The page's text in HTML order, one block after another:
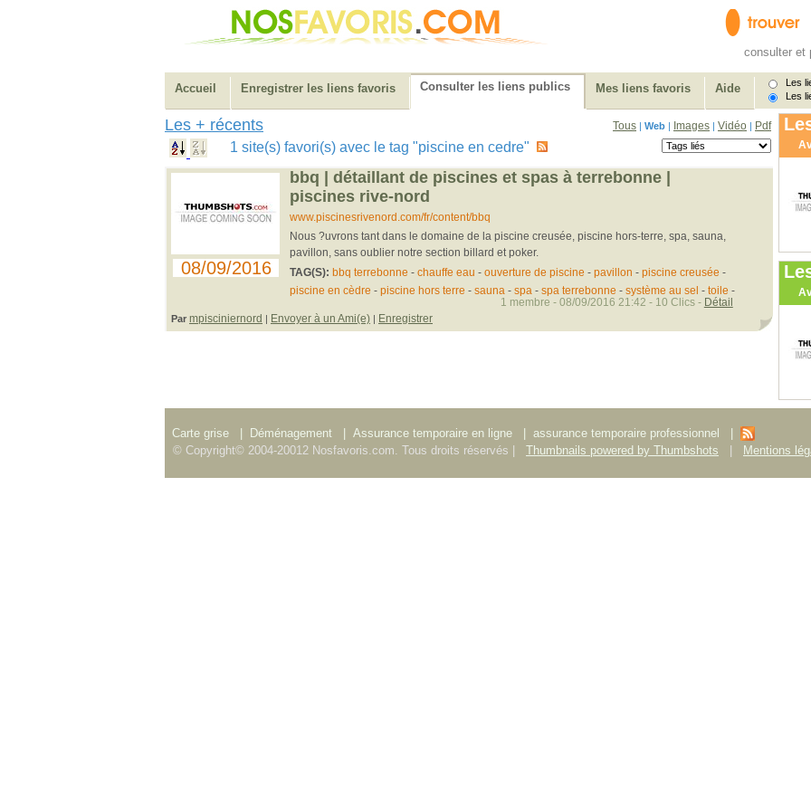
consulter et
Accueil Enregistrer les liens favoris Consulter les liens publics Mes liens favoris Aide
Les
Les
Les + récents Tous | Web | Images | Vidéo | Pdf
1 site(s) favori(s) avec le tag "piscine en cedre"
08/09/2016
bbq | détaillant de piscines et spas à terrebonne |
piscines rive-nord
www.piscinesrivenord.com/fr/content/bbq
Nous ?uvrons tant dans le domaine de la piscine creusée, piscine hors-terre, spa, sauna,
pavillon, sans oublier notre section billard et poker.
TAG(S): bbq terrebonne - chauffe eau - ouverture de piscine - pavillon - piscine creusée -
piscine en cèdre - piscine hors terre - sauna - spa - spa terrebonne - système au sel - toile -
Par mpisciniernord | Envoyer à un Ami(e) | Enregistrer
1 membre - 08/09/2016 21:42 - 10 Clics - Détail
Carte grise Déménagement Assurance temporaire en ligne assurance temporaire professionnel
© Copyright© 2004-20012 Nosfavoris.com. Tous droits réservés |
Thumbnails powered by Thumbshots Mentions